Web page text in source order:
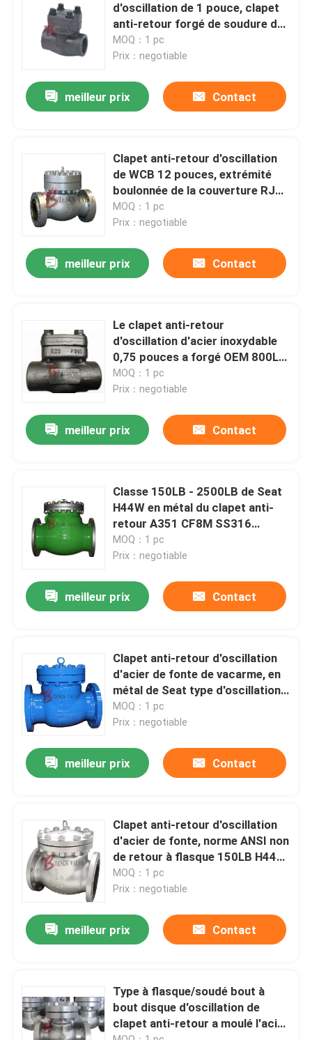
Produits
Au sujet de nous
Visite d'usine
Contactez-nous
Demandez une citation
Cast Valve Porte d'acier
Swing clapet
d'oscillation de 1 pouce, clapet
anti-retour forgé de soudure de
prise d'acier au carbone
MOQ：1 pc
Prix：negotiable
meilleur prix Contact
Clapet anti-retour d'oscillation
de WCB 12 pouces, extrémité
boulonnée de la couverture RJ
de clapet anti-retour d'acier de
fonte
MOQ：1 pc
Prix：negotiable
meilleur prix Contact
Le clapet anti-retour
d'oscillation d'acier inoxydable
0,75 pouces a forgé OEM 800LB
disponible
MOQ：1 pc
Prix：negotiable
meilleur prix Contact
Classe 150LB - 2500LB de Seat
H44W en métal du clapet anti-
retour A351 CF8M SS316
d'oscillation de solides solubles
MOQ：1 pc
Prix：negotiable
meilleur prix Contact
Clapet anti-retour d'oscillation
d'acier de fonte de vacarme, en
métal de Seat type d'oscillation
de valve de retour non
MOQ：1 pc
Prix：negotiable
meilleur prix Contact
Clapet anti-retour d'oscillation
d'acier de fonte, norme ANSI non
de retour à flasque 150LB H44H
de valve
MOQ：1 pc
Prix：negotiable
meilleur prix Contact
Type à flasque/soudé bout à
bout disque d'oscillation de
clapet anti-retour a moulé l'acier